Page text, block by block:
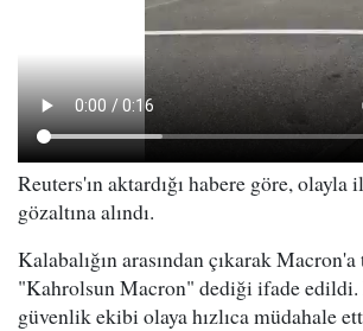
Reuters'ın aktardığı habere göre,
gözaltına alındı.
Kalabalığın arasından çıkarak
"Kahrolsun Macron" dediği ifade
güvenlik ekibi olaya hızlıca müdahale